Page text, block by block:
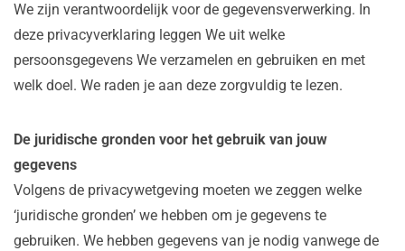
We zijn verantwoordelijk voor de gegevensverwerking. In
deze privacyverklaring leggen We uit welke
persoonsgegevens We verzamelen en gebruiken en met
welk doel. We raden je aan deze zorgvuldig te lezen.
De juridische gronden voor het gebruik van jouw
gegevens
Volgens de privacywetgeving moeten we zeggen welke
‘juridische gronden’ we hebben om je gegevens te
gebruiken. We hebben gegevens van je nodig vanwege de